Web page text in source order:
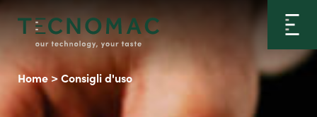
Home >Consigli d'uso